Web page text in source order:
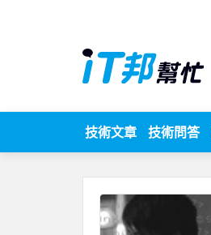
技術文章 技術問答